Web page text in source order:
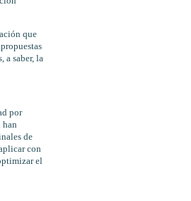
que
a saber, la
por
han
de
con
el